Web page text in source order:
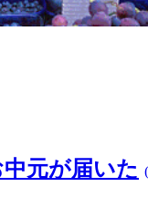
元が届いた